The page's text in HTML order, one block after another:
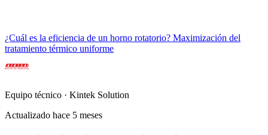
¿Cuál es la eficiencia de un horno rotatorio? Maximización del
tratamiento térmico uniforme
Equipo técnico · Kintek Solution
Actualizado hace 5 meses